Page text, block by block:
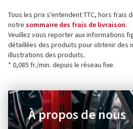
Tous les prix s'entendent TTC, hors frais
notre sommaire des frais de livraison.
Veuillez vous reporter aux informations
détaillées des produits pour obtenir des
illustrations des produits.
* 0,085 fr./min. depuis le réseau fixe.
À propos de nous